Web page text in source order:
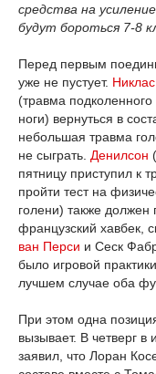
средства на
будут бороться 7-8
Перед первым
уже не пустует.
(травма
ноги) вернуться в
небольшая травма
не сыграть. Денилсон
пятницу приступил к
пройти тест на
голени) также
французский хавбек,
ван Перси и Сеск
было игровой
лучшем случае оба
При этом одна
вызывает. В четверг
заявил, что Лоран